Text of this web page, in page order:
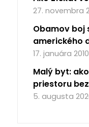
27. novembra
Obamov boj
amerického
17. januára
Malý byt:
priestoru
5. augusta